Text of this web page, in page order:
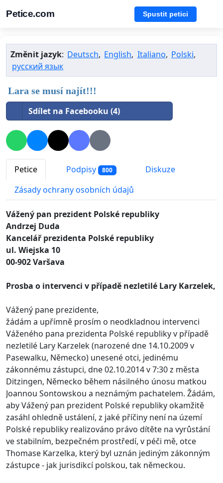
Petice.com Spustit petici
Změnit jazyk: Deutsch, English, Italiano, Polski,
русский язык
Lara se musí najít!!!
Sdílet na Facebooku (4)
Petice Podpisy 800
Diskuze
Zásady ochrany osobních údajů
Vážený pan prezident Polské republiky
Andrzej Duda
Kancelář prezidenta Polské republiky
ul. Wiejska 10
00-902 Varšava
Prosba o intervenci v případě nezletilé Lary Karzelek,
Vážený pane prezidente,
žádám a upřímně prosím o neodkladnou intervenci
Váženého pana prezidenta Polské republiky v případě
nezletilé Lary Karzelek (narozené dne 14.10.2009 v
Pasewalku, Německo) unesené otci, jedinému
zákonnému zástupci, dne 02.10.2014 v 7:30 z města
Ditzingen, Německo během násilného únosu matkou
Joannou Sontowskou a neznámým pachatelem. Žádám,
aby Vážený pan prezident Polské republiky okamžitě
zasáhl ohledně ustálení, z jaké příčiny není na území
Polské republiky realizováno právo dítěte na vyrůstání
ve stabilním, bezpečném prostředí, v péči mě, otce
Thomase Karzelka, který byl uznán jediným zákonným
zástupce - jak jurisdikcí polskou, tak německou.